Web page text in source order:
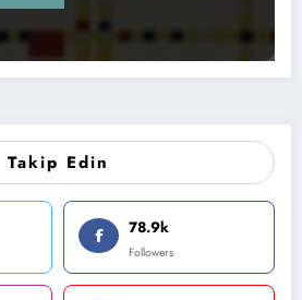
Takip Edin
78.9k
Followers